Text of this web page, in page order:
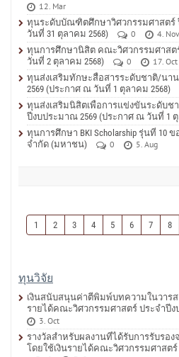
12. Mar
ทุนระดับบัณฑิตศึกษาวิศวกรรมศาสตร์
วันที่ 31 ตุลาคม 2568)
0
4. Nov
ทุนการศึกษานิสิต คณะวิศวกรรมศาสต
วันที่ 2 ตุลาคม 2568)
0
17. Oct
ทุนส่งเสริมทักษะสื่อสารระดับชาติ/นา
2569 (ประกาศ ณ วันที่ 1 ตุลาคม 2568)
ทุนส่งเสริมนิสิตเพื่อการแข่งขันระดับช
ปีงบประมาณ 2569 (ประกาศ ณ วันที่ 1 ตุ
ทุนการศึกษา BKI Scholarship รุ่นที่ 10
จำกัด (มหาชน)
0 5. Aug
1 2 3 4 5 6 7 8
ทุนวิจัย
เงินสนับสนุนค่าตีพิมพ์บทความในวารส
รายได้คณะวิศวกรรมศาสตร์ ประจำปีง
3. Oct
รางวัลสำหรับผลงานที่ได้รับการรับรอ
โดยใช้เงินรายได้คณะวิศวกรรมศาสต